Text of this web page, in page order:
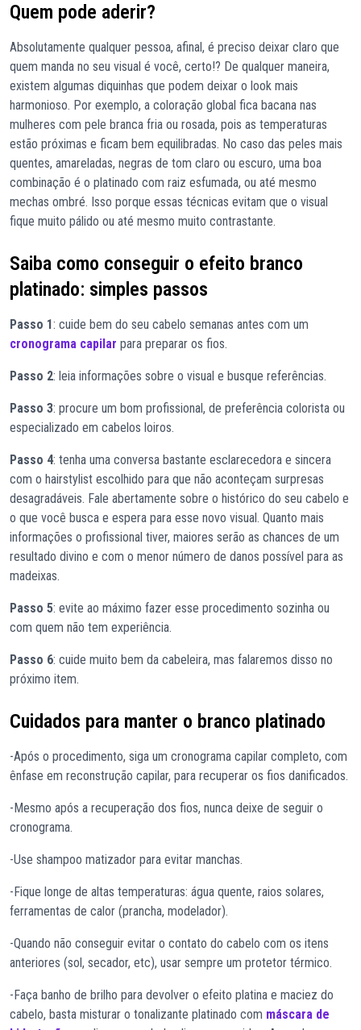
Quem pode aderir?
Absolutamente qualquer pessoa, afinal, é preciso deixar claro que
quem manda no seu visual é você, certo!? De qualquer maneira,
existem algumas diquinhas que podem deixar o look mais
harmonioso. Por exemplo, a coloração global fica bacana nas
mulheres com pele branca fria ou rosada, pois as temperaturas
estão próximas e ficam bem equilibradas. No caso das peles mais
quentes, amareladas, negras de tom claro ou escuro, uma boa
combinação é o platinado com raiz esfumada, ou até mesmo
mechas ombré. Isso porque essas técnicas evitam que o visual
fique muito pálido ou até mesmo muito contrastante.
Saiba como conseguir o efeito branco
platinado: simples passos
Passo 1: cuide bem do seu cabelo semanas antes com um
cronograma capilar para preparar os fios.
Passo 2: leia informações sobre o visual e busque referências.
Passo 3: procure um bom profissional, de preferência colorista ou
especializado em cabelos loiros.
Passo 4: tenha uma conversa bastante esclarecedora e sincera
com o hairstylist escolhido para que não aconteçam surpresas
desagradáveis. Fale abertamente sobre o histórico do seu cabelo e
o que você busca e espera para esse novo visual. Quanto mais
informações o profissional tiver, maiores serão as chances de um
resultado divino e com o menor número de danos possível para as
madeixas.
Passo 5: evite ao máximo fazer esse procedimento sozinha ou
com quem não tem experiência.
Passo 6: cuide muito bem da cabeleira, mas falaremos disso no
próximo item.
Cuidados para manter o branco platinado
-Após o procedimento, siga um cronograma capilar completo, com
ênfase em reconstrução capilar, para recuperar os fios danificados.
-Mesmo após a recuperação dos fios, nunca deixe de seguir o
cronograma.
-Use shampoo matizador para evitar manchas.
-Fique longe de altas temperaturas: água quente, raios solares,
ferramentas de calor (prancha, modelador).
-Quando não conseguir evitar o contato do cabelo com os itens
anteriores (sol, secador, etc), usar sempre um protetor térmico.
-Faça banho de brilho para devolver o efeito platina e maciez do
cabelo, basta misturar o tonalizante platinado com máscara de